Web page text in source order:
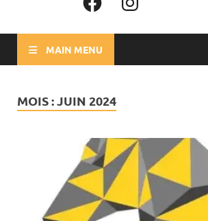
MAIN MENU
MOIS :JUIN 2024